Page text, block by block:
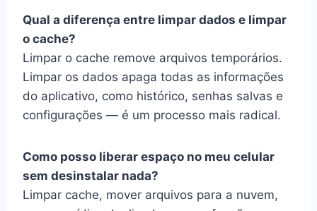
Qual a diferença entre limpar dados e limpar
o cache?
Limpar o cache remove arquivos temporários.
Limpar os dados apaga todas as informações
do aplicativo, como histórico, senhas salvas e
configurações — é um processo mais radical.
Como posso liberar espaço no meu celular
sem desinstalar nada?
Limpar cache, mover arquivos para a nuvem,